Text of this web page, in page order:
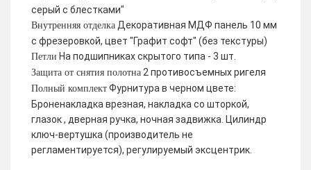
серый с блестками"
Внутренняя отделка Декоративная МДФ панель 10 мм
с фрезеровкой, цвет "Графит софт" (без текстуры)
Петли На подшипниках скрытого типа - 3 шт.
Защита от снятия полотна 2 противосъемных ригеля
Полный комплект Фурнитура в черном цвете:
Броненакладка врезная, накладка со шторкой,
глазок , дверная ручка, ночная задвижка. Цилиндр
ключ-вертушка (производитель не
регламентируется), регулируемый эксцентрик.